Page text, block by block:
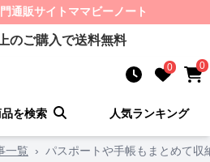
通販サイト ママビーノート
のご購入で送料無料
0 0
を検索 人気ランキング
一覧 › パスポートや手帳もまとめて